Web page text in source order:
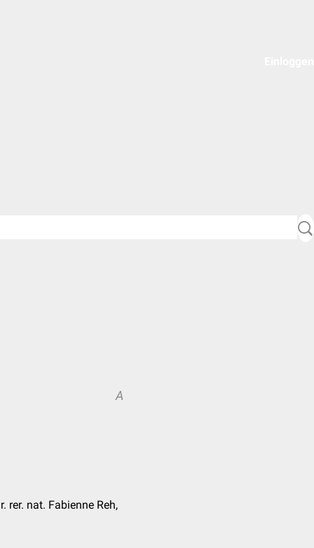
A
rer. nat. Fabienne Reh,